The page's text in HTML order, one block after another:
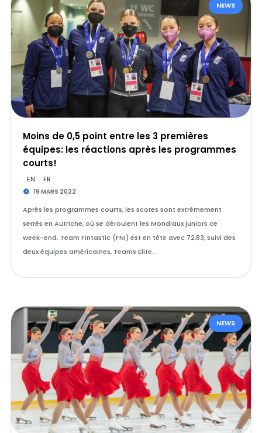
NEWS
Moins de 0,5 point entre les 3 premières
équipes: les réactions après les programmes
courts!
EN FR
19 MARS 2022
Après les programmes courts, les scores sont extrêmement
serrés en Autriche, où se déroulent les Mondiaux juniors ce
week-end. Team Fintastic (FNI) est en tête avec 72,83, suivi des
deux équipes américaines, Teams Elite…
NEWS